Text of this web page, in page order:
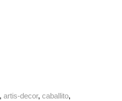
artis-decor caballito